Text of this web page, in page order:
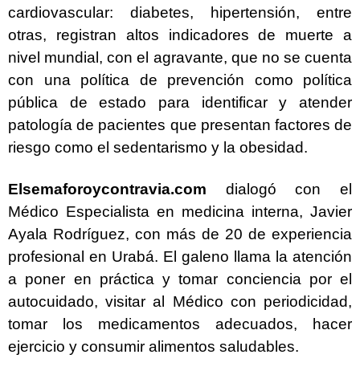
cardiovascular: diabetes, hipertensión, entre
otras, registran altos indicadores de muerte a
nivel mundial, con el agravante, que no se cuenta
con una política de prevención como política
pública de estado para identificar y atender
patología de pacientes que presentan factores de
riesgo como el sedentarismo y la obesidad.
Elsemaforoycontravia.com dialogó con el
Médico Especialista en medicina interna, Javier
Ayala Rodríguez, con más de 20 de experiencia
profesional en Urabá. El galeno llama la atención
a poner en práctica y tomar conciencia por el
autocuidado, visitar al Médico con periodicidad,
tomar los medicamentos adecuados, hacer
ejercicio y consumir alimentos saludables.